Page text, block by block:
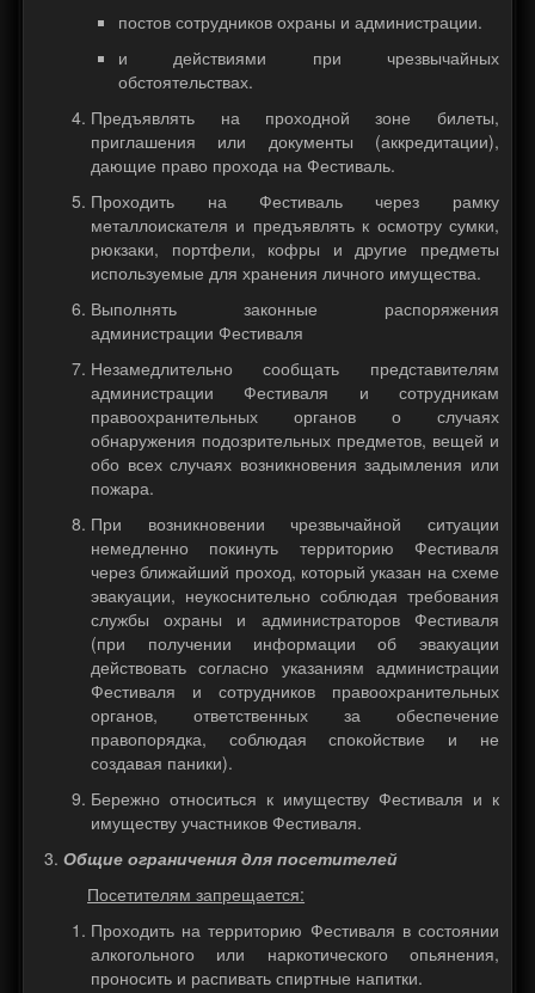
постов сотрудников охраны и администрации.
и действиями при чрезвычайных
обстоятельствах.
Предъявлять на проходной зоне билеты,
приглашения или документы (аккредитации),
дающие право прохода на Фестиваль.
Проходить на Фестиваль через рамку
металлоискателя и предъявлять к осмотру сумки,
рюкзаки, портфели, кофры и другие предметы
используемые для хранения личного имущества.
Выполнять законные распоряжения
администрации Фестиваля
Незамедлительно сообщать представителям
администрации Фестиваля и сотрудникам
правоохранительных органов о случаях
обнаружения подозрительных предметов, вещей и
обо всех случаях возникновения задымления или
пожара.
При возникновении чрезвычайной ситуации
немедленно покинуть территорию Фестиваля
через ближайший проход, который указан на схеме
эвакуации, неукоснительно соблюдая требования
службы охраны и администраторов Фестиваля
(при получении информации об эвакуации
действовать согласно указаниям администрации
Фестиваля и сотрудников правоохранительных
органов, ответственных за обеспечение
правопорядка, соблюдая спокойствие и не
создавая паники).
Бережно относиться к имуществу Фестиваля и к
имуществу участников Фестиваля.
Общие ограничения для посетителей
Посетителям запрещается:
Проходить на территорию Фестиваля в состоянии
алкогольного или наркотического опьянения,
проносить и распивать спиртные напитки.